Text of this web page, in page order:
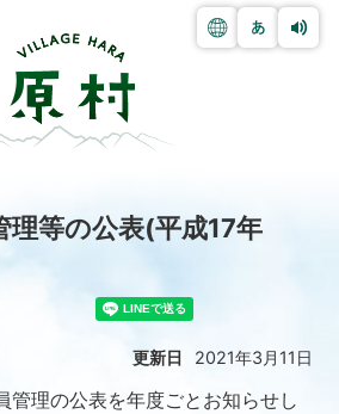
理等の公表(平成17年
更新日 2021年3月11日
管理の公表を年度ごとお知らせし